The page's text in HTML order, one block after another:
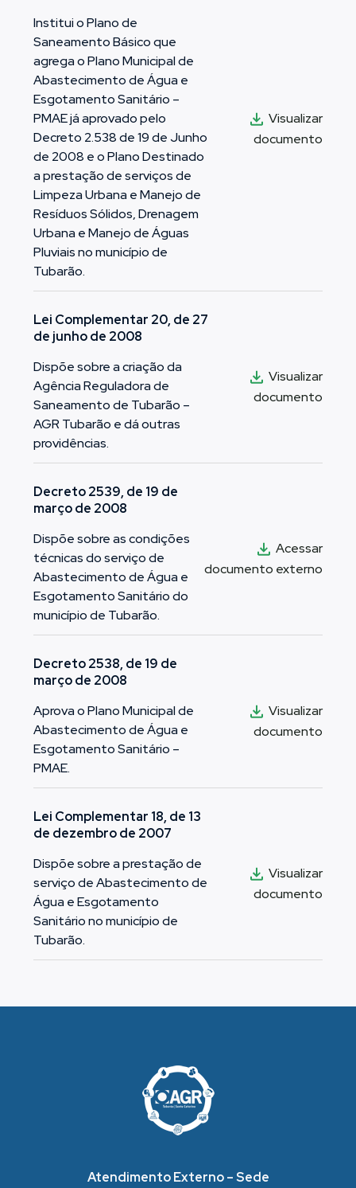
Institui o Plano de
Saneamento Básico que
agrega o Plano Municipal de
Abastecimento de Água e
Esgotamento Sanitário –
PMAE já aprovado pelo
Decreto 2.538 de 19 de Junho
de 2008 e o Plano Destinado
a prestação de serviços de
Limpeza Urbana e Manejo de
Resíduos Sólidos, Drenagem
Urbana e Manejo de Águas
Pluviais no município de
Tubarão.
Visualizar
documento
Lei Complementar 20, de 27
de junho de 2008
Dispõe sobre a criação da
Agência Reguladora de
Saneamento de Tubarão –
AGR Tubarão e dá outras
providências.
Visualizar
documento
Decreto 2539, de 19 de
março de 2008
Dispõe sobre as condições
técnicas do serviço de
Abastecimento de Água e
Esgotamento Sanitário do
município de Tubarão.
Acessar
documento externo
Decreto 2538, de 19 de
março de 2008
Aprova o Plano Municipal de
Abastecimento de Água e
Esgotamento Sanitário –
PMAE.
Visualizar
documento
Lei Complementar 18, de 13
de dezembro de 2007
Dispõe sobre a prestação de
serviço de Abastecimento de
Água e Esgotamento
Sanitário no município de
Tubarão.
Visualizar
documento
Atendimento Externo – Sede